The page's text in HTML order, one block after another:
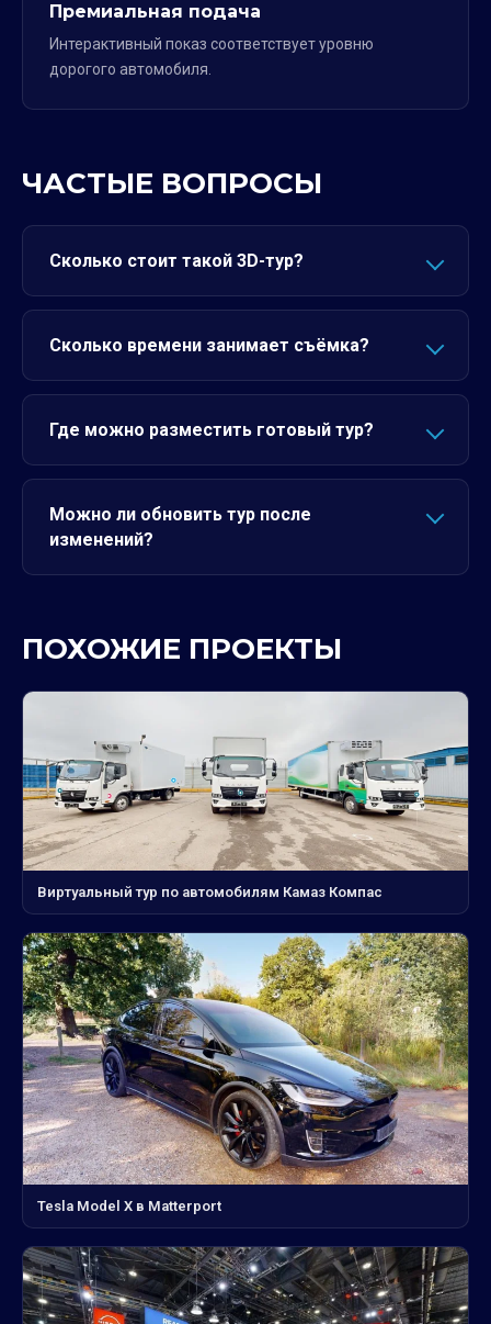
Премиальная подача
Интерактивный показ соответствует уровню
дорогого автомобиля.
ЧАСТЫЕ ВОПРОСЫ
Сколько стоит такой 3D-тур?
Сколько времени занимает съёмка?
Где можно разместить готовый тур?
Можно ли обновить тур после
изменений?
ПОХОЖИЕ ПРОЕКТЫ
Виртуальный тур по автомобилям Камаз Компас
Tesla Model X в Matterport